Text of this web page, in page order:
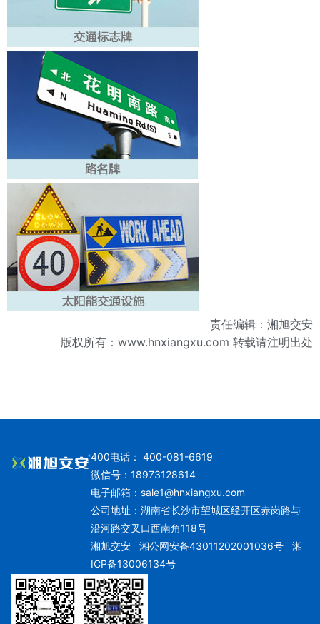
责任编辑：湘旭交安
版权所有： www.hnxiangxu.com 转载请注明出处
400电话： 400-081-6619
微信号：18973128614
电子邮箱： sale1@hnxiangxu.com
公司地址：湖南省长沙市望城区经开区赤岗路与
沿河路交叉口西南角118号
湘旭交安湘公网安备43011202001036号
湘
ICP备13006134号